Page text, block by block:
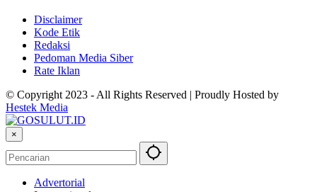
Disclaimer
Kode Etik
Redaksi
Pedoman Media Siber
Rate Iklan
© Copyright 2023 - All Rights Reserved | Proudly Hosted by
Hestek Media
×
Advertorial